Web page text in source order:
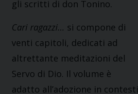
gli scritti di don Tonino.
Cari ragazzi… si compone di
venti capitoli, dedicati ad
altrettante meditazioni del
Servo di Dio. Il volume è
adatto all’adozione in contesti